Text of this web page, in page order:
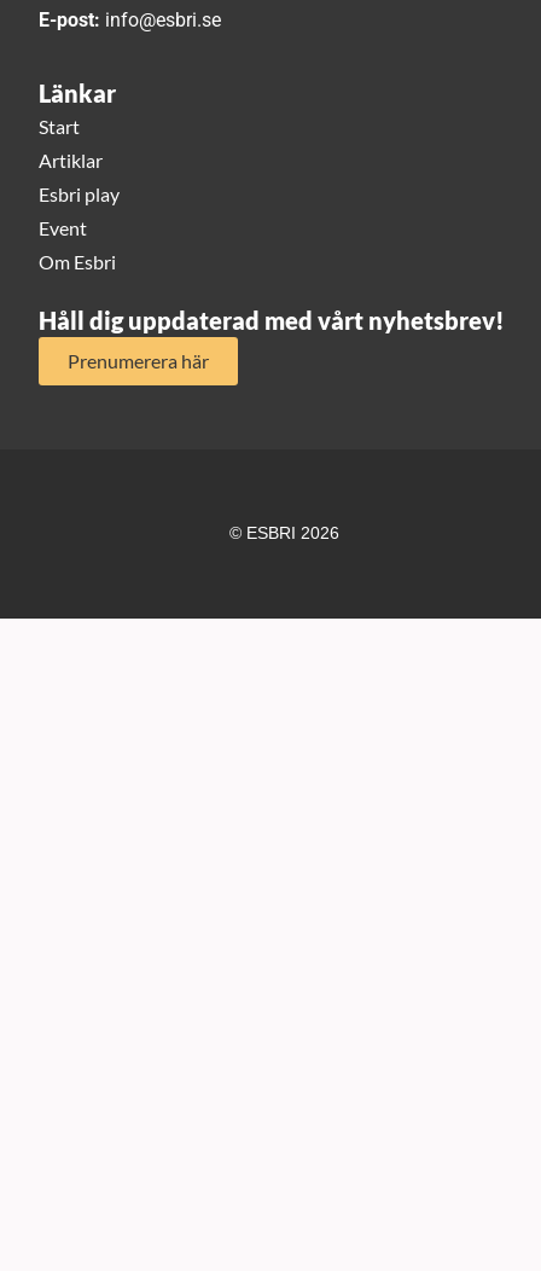
E-post: info@esbri.se
Länkar
Start
Artiklar
Esbri play
Event
Om Esbri
Håll dig uppdaterad med vårt nyhetsbrev!
Prenumerera här
© ESBRI 2026